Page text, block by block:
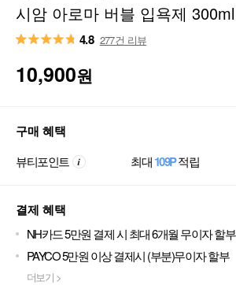
시암 아로마 버블 입욕제 300ml
4.8 277건 리뷰
10,900원
구매 혜택
뷰티포인트 최대109P적립
결제 혜택
NH카드 5만원 결제 시 최대 6개월 무이자 할부
PAYCO 5만원 이상 결제시 (부분)무이자 할부
더보기 >